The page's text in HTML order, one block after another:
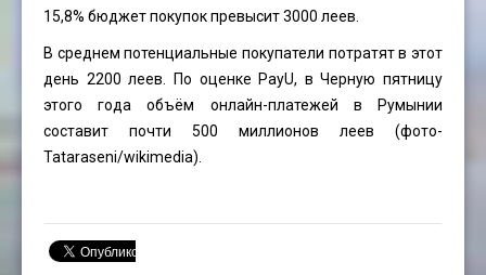
15,8% бюджет покупок превысит 3000 леев.
В среднем потенциальные покупатели потратят в этот
день 2200 леев. По оценке PayU, в Черную пятницу
этого года объём онлайн-платежей в Румынии
составит почти 500 миллионов леев (фото-
Tataraseni/wikimedia).